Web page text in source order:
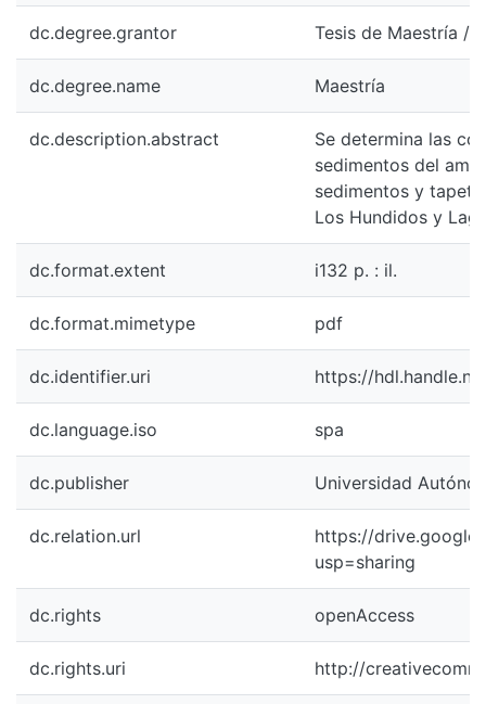
dc.degree.grantor Tesis de Maestría /
dc.degree.name Maestría
dc.description.abstract
Se determina las
sedimentos del
sedimentos y
Los Hundidos y
dc.format.extent i132 p. : il.
dc.format.mimetype pdf
dc.identifier.uri https://
dc.language.iso spa
dc.publisher Universidad
dc.relation.url
https://
usp=sharing
dc.rights openAccess
dc.rights.uri http://